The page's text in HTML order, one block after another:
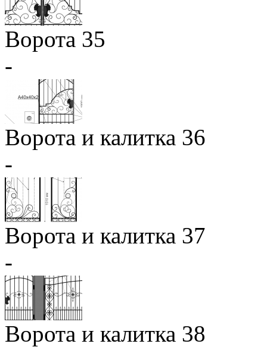
Ворота 35
-
Ворота и калитка 36
-
Ворота и калитка 37
-
Ворота и калитка 38